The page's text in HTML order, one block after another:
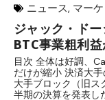
ニュース, マー
ジャック・ド
BTC事業粗利
目次 全体は好調、
だけが縮小 決済大
大手ブロック（旧ス
半期の決算を発表し